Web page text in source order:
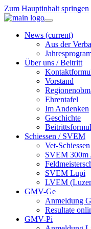
Zum Hauptinhalt springen
News (current)
Aus der
Über uns / Beitritt
Vorstand
Ehrentafel
Im Andenken
Geschichte
Schiessen / SVEM
Vet-
SVEM 300m
SVEM Lupi
LVEM
GMV-Ge
Anmeldung
Resultate
GMV-Pi